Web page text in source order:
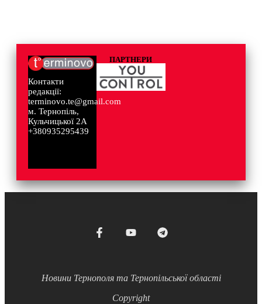
Контакти
редакції:
terminovo.te@gmail.com
м. Тернопіль,
Кульчицької 2А
+380935295439
ПАРТНЕРИ
Новини Тернополя та Тернопільської області
Copyright